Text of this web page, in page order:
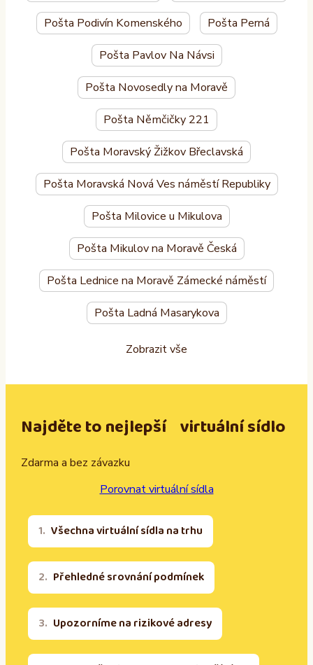
Pošta Podivín Komenského Pošta Perná
Pošta Pavlov Na Návsi
Pošta Novosedly na Moravě
Pošta Němčičky 221
Pošta Moravský Žižkov Břeclavská
Pošta Moravská Nová Ves náměstí Republiky
Pošta Milovice u Mikulova
Pošta Mikulov na Moravě Česká
Pošta Lednice na Moravě Zámecké náměstí
Pošta Ladná Masarykova
Zobrazit vše
Najděte to nejlepší virtuální sídlo
Zdarma a bez závazku
Porovnat virtuální sídla
Všechna virtuální sídla na trhu
Přehledné srovnání podmínek
Upozorníme na rizikové adresy